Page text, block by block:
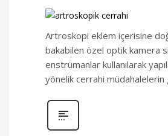
Artroskopi eklem içerisine
bakabilen özel optik kamera
enstrümanlar kullanılarak
yönelik cerrahi müdahalelerin